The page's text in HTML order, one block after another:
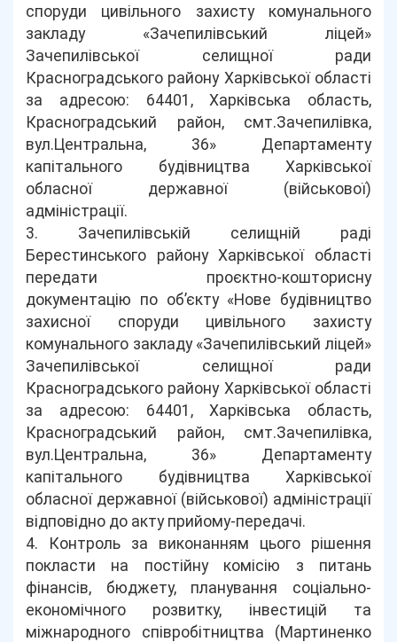
споруди цивільного захисту комунального
закладу «Зачепилівський ліцей»
Зачепилівської селищної ради
Красноградського району Харківської області
за адресою: 64401, Харківська область,
Красноградський район, смт.Зачепилівка,
вул.Центральна, 36» Департаменту
капітального будівництва Харківської
обласної державної (військової)
адміністрації.
3. Зачепилівській селищній раді
Берестинського району Харківської області
передати проєктно-кошторисну
документацію по об’єкту «Нове будівництво
захисної споруди цивільного захисту
комунального закладу «Зачепилівський ліцей»
Зачепилівської селищної ради
Красноградського району Харківської області
за адресою: 64401, Харківська область,
Красноградський район, смт.Зачепилівка,
вул.Центральна, 36» Департаменту
капітального будівництва Харківської
обласної державної (військової) адміністрації
відповідно до акту прийому-передачі.
4. Контроль за виконанням цього рішення
покласти на постійну комісію з питань
фінансів, бюджету, планування соціально-
економічного розвитку, інвестицій та
міжнародного співробітництва (Мартиненко